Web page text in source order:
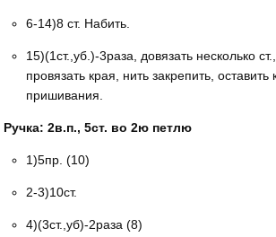
6-14)8 ст. Набить.
15)(1ст.,уб.)-3раза, довязать несколько
провязать края, нить закрепить, оставить
пришивания.
Ручка: 2в.п., 5ст. во 2ю петлю
1)5пр. (10)
2-3)10ст.
4)(3ст.,уб)-2раза (8)